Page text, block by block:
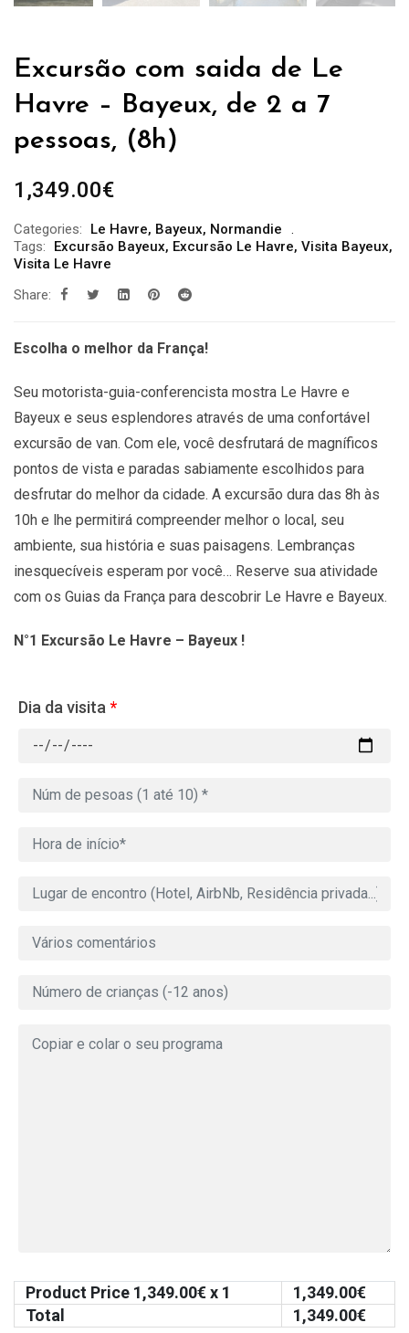
Excursão com saida de Le
Havre – Bayeux, de 2 a 7
pessoas, (8h)
1,349.00€
Categories: Le Havre, Bayeux, Normandie
Tags:
Excursão Bayeux, Excursão Le Havre, Visita Bayeux,
Visita Le Havre
Share:
Escolha o melhor da França!
Seu motorista-guia-conferencista mostra Le Havre e
Bayeux e seus esplendores através de uma confortável
excursão de van. Com ele, você desfrutará de magníficos
pontos de vista e paradas sabiamente escolhidos para
desfrutar do melhor da cidade. A excursão dura das 8h às
10h e lhe permitirá compreender melhor o local, seu
ambiente, sua história e suas paisagens. Lembranças
inesquecíveis esperam por você… Reserve sua atividade
com os Guias da França para descobrir Le Havre e Bayeux.
N°1 Excursão Le Havre – Bayeux !
Dia da visita *
Product Price 1,349.00€ x 1 1,349.00€
Total
1,349.00€